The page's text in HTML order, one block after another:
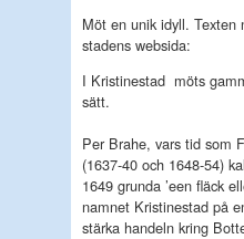
Möt en unik idyll. Texten
stadens websida:
I Kristinestad möts
sätt.
Per Brahe, vars tid som
(1637-40 och 1648-54)
1649 grunda ’een fläck
namnet Kristinestad på
stärka handeln kring